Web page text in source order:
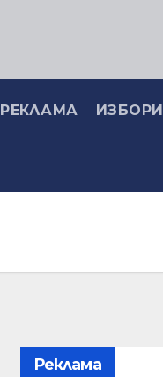
РЕКЛАМА ИЗБОРИ
Реклама